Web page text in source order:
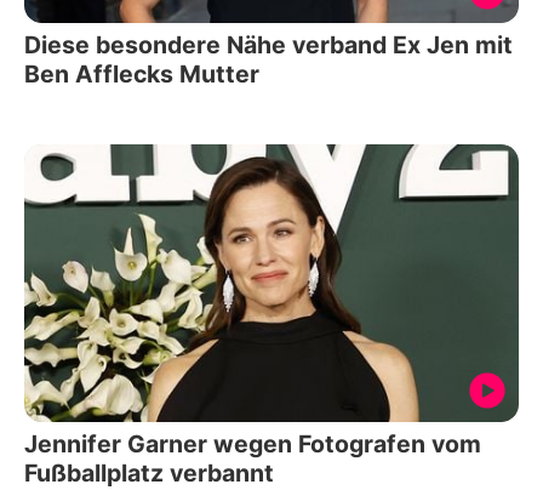
Diese besondere Nähe verband Ex Jen mit
Ben Afflecks Mutter
Jennifer Garner wegen Fotografen vom
Fußballplatz verbannt